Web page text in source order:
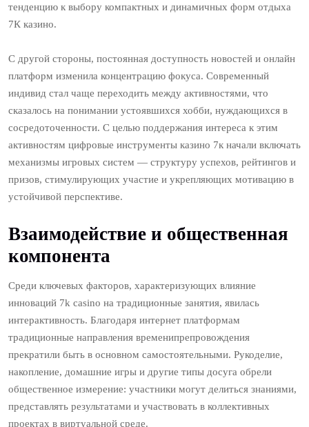
тенденцию к выбору компактных и динамичных форм отдыха
7К казино.
С другой стороны, постоянная доступность новостей и онлайн
платформ изменила концентрацию фокуса. Современный
индивид стал чаще переходить между активностями, что
сказалось на понимании устоявшихся хобби, нуждающихся в
сосредоточенности. С целью поддержания интереса к этим
активностям цифровые инструменты казино 7к начали включать
механизмы игровых систем — структуру успехов, рейтингов и
призов, стимулирующих участие и укрепляющих мотивацию в
устойчивой перспективе.
Взаимодействие и общественная
компонента
Среди ключевых факторов, характеризующих влияние
инноваций 7k casino на традиционные занятия, явилась
интерактивность. Благодаря интернет платформам
традиционные направления временипрепровождения
прекратили быть в основном самостоятельными. Рукоделие,
накопление, домашние игры и другие типы досуга обрели
общественное измерение: участники могут делиться знаниями,
представлять результатами и участвовать в коллективных
проектах в виртуальной среде.